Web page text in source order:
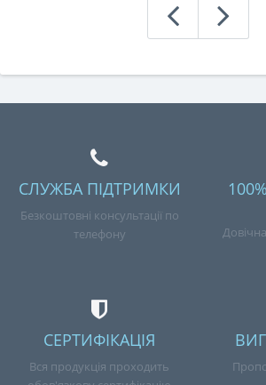
СЛУЖБА ПІДТРИМКИ
Безкоштовні консультації по
телефону
СЕРТИФІКАЦІЯ
Вся продукція проходить